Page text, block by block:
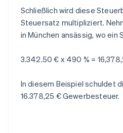
Schließlich wird diese
Steuersatz multipliziert.
in München ansässig, wo ein
3.342.50 € x 490 % =
In diesem Beispiel schuldet
16.378,25 € Gewerbesteuer.